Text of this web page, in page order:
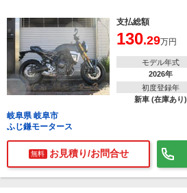
支払総額
130.29万円
モデル年式
2026年
初度登録年
新車 (在庫あり)
岐阜県 岐阜市
ふじ鎌モータース
無料 お見積り/お問合せ